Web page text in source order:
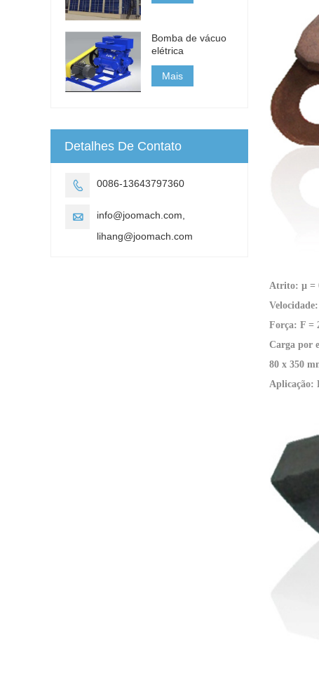
Atrito: µ =
Força: F =
Carga por
80 x 350
Aplicação:
Bomba de vácuo
elétrica
Mais
Detalhes De Contato
 0086-13643797360

info@joomach.com,
lihang@joomach.com